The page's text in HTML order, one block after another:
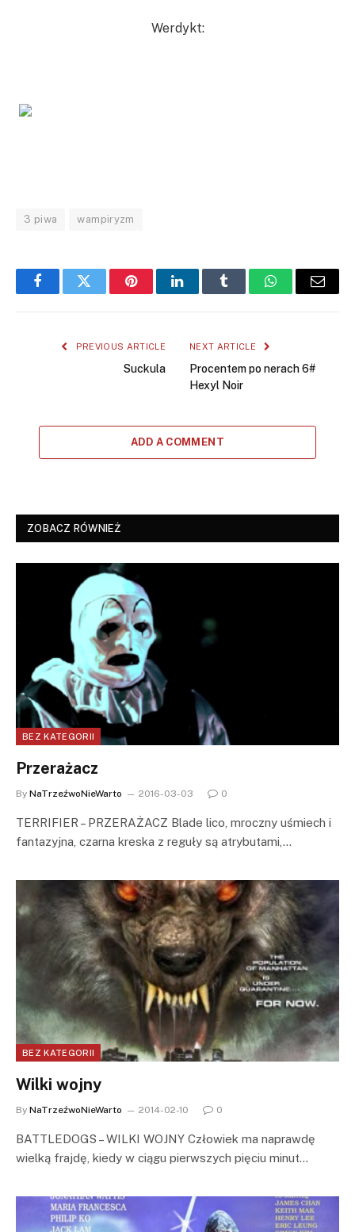
Werdykt:
3 piwa wampiryzm
FacebookTwitter PinterestLinkedInTumblr WhatsAppEmail
PREVIOUS ARTICLE
Suckula
NEXT ARTICLE
Procentem po nerach 6#
Hexyl Noir
ADD A COMMENT
ZOBACZ RÓWNIEŻ
BEZ KATEGORII
Przerażacz
By NaTrzeźwoNieWarto 2016-03-03 0
TERRIFIER – PRZERAŻACZ Blade lico, mroczny uśmiech i
fantazyjna, czarna kreska z reguły są atrybutami,…
BEZ KATEGORII
Wilki wojny
By NaTrzeźwoNieWarto 2014-02-10 0
BATTLEDOGS – WILKI WOJNY Człowiek ma naprawdę
wielką frajdę, kiedy w ciągu pierwszych pięciu minut…